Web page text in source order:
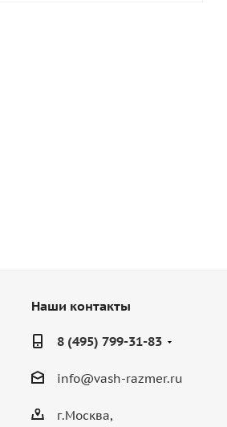
Наши контакты
8 (495) 799-31-83
info@vash-razmer.ru
г.Москва,